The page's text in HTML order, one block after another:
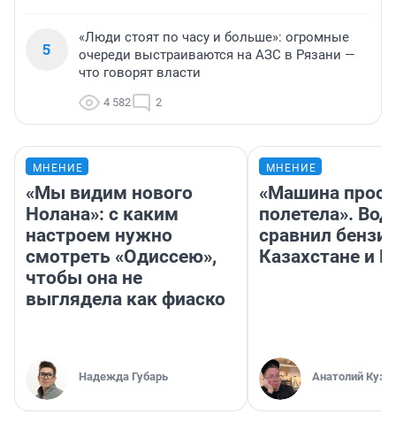
5
«Люди стоят по часу и больше»: огромные
очереди выстраиваются на АЗС в Рязани —
что говорят власти
4 582 2
МНЕНИЕ
«Мы видим нового
Нолана»: с каким
настроем нужно
смотреть «Одиссею»,
чтобы она не
выглядела как фиаско
Надежда Губарь
МНЕНИЕ
«Машина
полетела».
сравнил
Казахстане и
Анатолий